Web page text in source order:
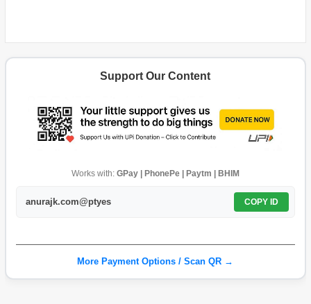
Support Our Content
Works with: GPay | PhonePe | Paytm | BHIM
anurajk.com@ptyes COPY ID
More Payment Options / Scan QR →